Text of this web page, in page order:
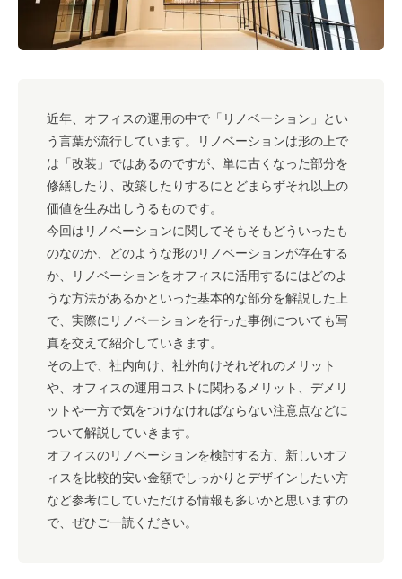
近年、オフィスの運用の中で「リノベーション」とい
う言葉が流行しています。リノベーションは形の上で
は「改装」ではあるのですが、単に古くなった部分を
修繕したり、改築したりするにとどまらずそれ以上の
価値を生み出しうるものです。
今回はリノベーションに関してそもそもどういったも
のなのか、どのような形のリノベーションが存在する
か、リノベーションをオフィスに活用するにはどのよ
うな方法があるかといった基本的な部分を解説した上
で、実際にリノベーションを行った事例についても写
真を交えて紹介していきます。
その上で、社内向け、社外向けそれぞれのメリット
や、オフィスの運用コストに関わるメリット、デメリ
ットや一方で気をつけなければならない注意点などに
ついて解説していきます。
オフィスのリノベーションを検討する方、新しいオフ
ィスを比較的安い金額でしっかりとデザインしたい方
など参考にしていただける情報も多いかと思いますの
で、ぜひご一読ください。